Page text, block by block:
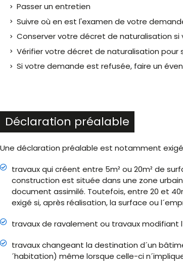
Passer un entretien
Suivre où en est l'examen de votre
Conserver votre décret de naturalisation
Vérifier votre décret de naturalisation pour
Si votre demande est refusée, faire un
Déclaration préalable
Une déclaration préalable est notamment
travaux qui créent entre 5m² ou 20m² de
construction est située dans une zone
document assimilé. Toutefois, entre 20 et
exigé si, après réalisation, la surface ou
travaux de ravalement ou travaux modifiant
travaux changeant la destination d´un
´habitation) même lorsque celle-ci